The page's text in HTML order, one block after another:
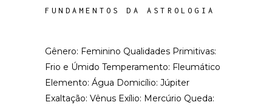
FUNDAMENTOS DA ASTROLOGIA
Gênero: Feminino Qualidades Primitivas:
Frio e Úmido Temperamento: Fleumático
Elemento: Água Domicílio: Júpiter
Exaltação: Vênus Exílio: Mercúrio Queda: